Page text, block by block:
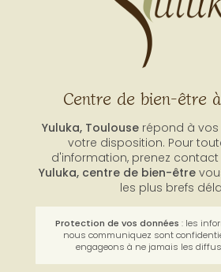
Centre de bien-être
Yuluka, Toulouserépond à vos
votre disposition. Pour
d'information, prenez contact
les plus brefs
Protection de vos données : les
nous communiquez sont